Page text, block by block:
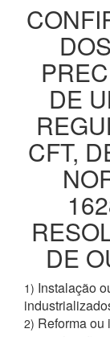
DE
CFT,
DE
1) Instalação
2) Reforma ou